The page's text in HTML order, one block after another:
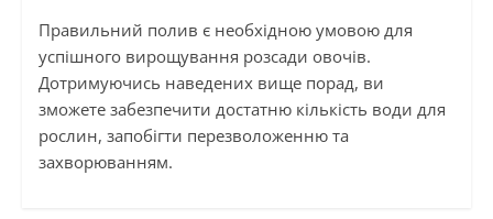
Правильний полив є необхідною умовою для
успішного вирощування розсади овочів.
Дотримуючись наведених вище порад, ви
зможете забезпечити достатню кількість води для
рослин, запобігти перезволоженню та
захворюванням.